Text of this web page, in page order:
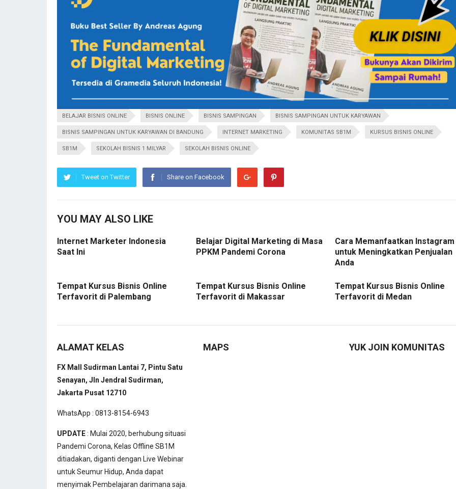
BELAJAR BISNIS ONLINE BISNIS ONLINE BISNIS SAMPINGAN BISNIS SAMPINGAN UNTUK KARYAWAN
BISNIS SAMPINGAN UNTUK KARYAWAN DI BANDUNG INTERNET MARKETING KOMUNITAS SB1M KURSUS BISNIS ONLINE
SB1M SEKOLAH BISNIS 1 MILYAR SEKOLAH BISNIS ONLINE
Tweet on Twitter Share on Facebook
YOU MAY ALSO LIKE
Internet Marketer Indonesia
Saat Ini
Belajar Digital Marketing di Masa
PPKM Pandemi Corona
Cara Memanfaatkan Instagram
untuk Meningkatkan Penjualan
Anda
Tempat Kursus Bisnis Online
Terfavorit di Palembang
Tempat Kursus Bisnis Online
Terfavorit di Makassar
Tempat Kursus Bisnis Online
Terfavorit di Medan
ALAMAT KELAS
FX Mall Sudirman Lantai 7, Pintu Satu
Senayan, Jln Jendral Sudirman,
Jakarta Pusat 12710
WhatsApp : 0813-8154-6943
UPDATE: Mulai 2020, berhubung situasi
Pandemi Corona, Kelas Offline SB1M
ditiadakan, diganti dengan Live Webinar
untuk Seumur Hidup, Anda dapat
menyimak Pembelajaran darimana saja.
MAPS YUK JOIN KOMUNITAS